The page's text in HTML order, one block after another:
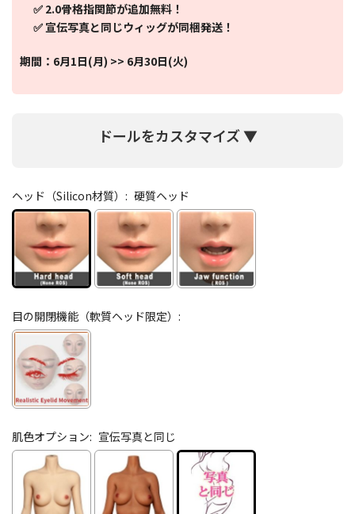
✅ 2.0骨格指関節が追加無料！
✅ 宣伝写真と同じウィッグが同梱発送！
期間：6月1日(月) >> 6月30日(火)
ドールをカスタマイズ ▼
ヘッド（Silicon材質）: 硬質ヘッド
目の開閉機能（軟質ヘッド限定）:
肌色オプション: 宣伝写真と同じ